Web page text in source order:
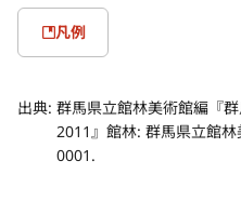
凡例
出典: 群馬県立館林美術館編『
2011』館林: 群馬県立館
0001.